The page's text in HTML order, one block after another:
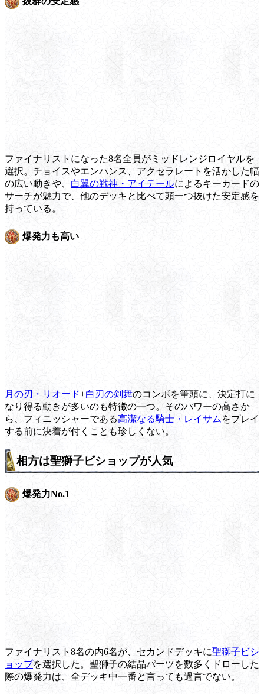
ファイナリストになった8名全員がミッドレンジロイヤルを
選択。チョイスやエンハンス、アクセラレートを活かした幅
の広い動きや、 白翼の戦神・アイテールによるキーカードの
サーチが魅力で、他のデッキと比べて頭一つ抜けた安定感を
持っている。
爆発力も高い
月の刃・リオード+白刃の剣舞のコンボを筆頭に、決定打に
なり得る動きが多いのも特徴の一つ。そのパワーの高さか
ら、フィニッシャーである高潔なる騎士・レイサム をプレイ
する前に決着が付くことも珍しくない。
相方は聖獅子ビショップが人気
爆発力No.1
ファイナリスト8名の内6名が、セカンドデッキに聖獅子ビシ
ョップを選択した。聖獅子の結晶パーツを数多くドローした
際の爆発力は、全デッキ中一番と言っても過言でない。